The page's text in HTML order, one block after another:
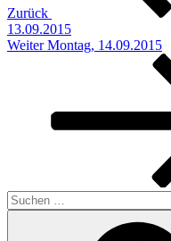
Zurück
13.09.2015
Nächster
Weiter Montag, 14.09.2015
Suchen
nach: